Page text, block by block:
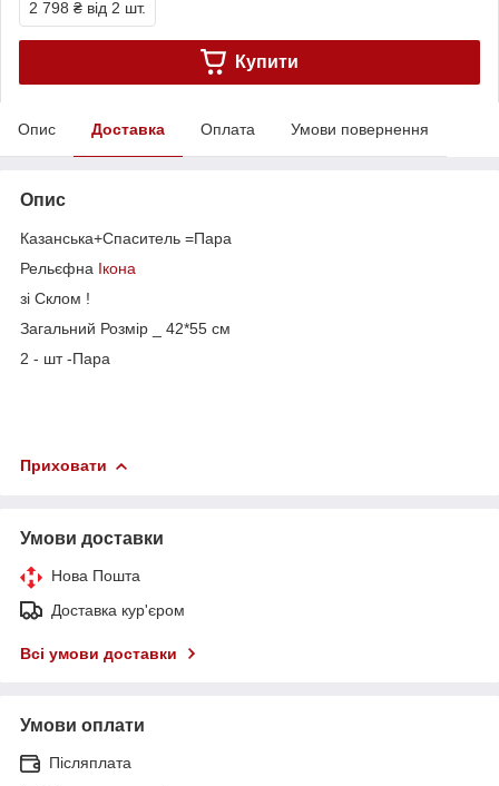
2 798 ₴ від 2 шт.
Купити
Опис Доставка Оплата Умови повернення
Опис
Казанська+Спаситель =Пара
Рельєфна Ікона
зі Склом !
Загальний Розмір _ 42*55 см
2 - шт -Пара
Приховати
Умови доставки
Нова Пошта
Доставка кур'єром
Всі умови доставки
Умови оплати
Післяплата